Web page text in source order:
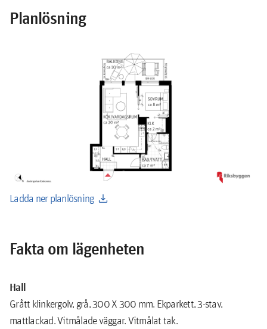
Planlösning
Ladda ner planlösning download
Fakta om lägenheten
Hall
Grått klinkergolv, grå, 300 X 300 mm. Ekparkett, 3-stav,
mattlackad. Vitmålade väggar. Vitmålat tak.